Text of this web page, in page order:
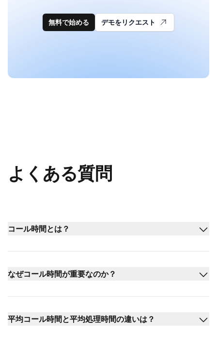
無料で始める デモをリクエスト
よくある質問
コール時間とは？
なぜコール時間が重要なのか？
平均コール時間と平均処理時間の違いは？